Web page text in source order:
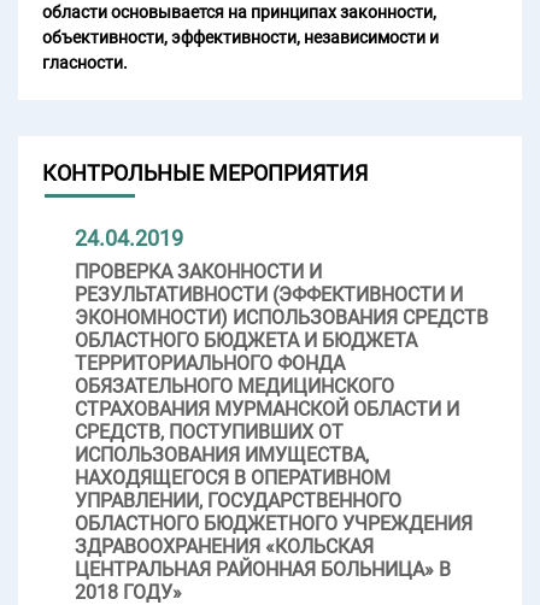
области основывается на принципах законности,
объективности, эффективности, независимости и
гласности.
КОНТРОЛЬНЫЕ МЕРОПРИЯТИЯ
24.04.2019
ПРОВЕРКА ЗАКОННОСТИ И
РЕЗУЛЬТАТИВНОСТИ (ЭФФЕКТИВНОСТИ И
ЭКОНОМНОСТИ) ИСПОЛЬЗОВАНИЯ СРЕДСТВ
ОБЛАСТНОГО БЮДЖЕТА И БЮДЖЕТА
ТЕРРИТОРИАЛЬНОГО ФОНДА
ОБЯЗАТЕЛЬНОГО МЕДИЦИНСКОГО
СТРАХОВАНИЯ МУРМАНСКОЙ ОБЛАСТИ И
СРЕДСТВ, ПОСТУПИВШИХ ОТ
ИСПОЛЬЗОВАНИЯ ИМУЩЕСТВА,
НАХОДЯЩЕГОСЯ В ОПЕРАТИВНОМ
УПРАВЛЕНИИ, ГОСУДАРСТВЕННОГО
ОБЛАСТНОГО БЮДЖЕТНОГО УЧРЕЖДЕНИЯ
ЗДРАВООХРАНЕНИЯ «КОЛЬСКАЯ
ЦЕНТРАЛЬНАЯ РАЙОННАЯ БОЛЬНИЦА» В
2018 ГОДУ»